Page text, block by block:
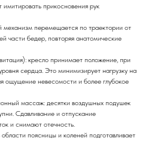
имитировать прикосновения рук
перемещается по траектории от
части бедер, повторяя анатомические
кресло принимает положение, при
сердца. Это минимизирует нагрузку на
ощущение невесомости и более глубокое
массаж: десятки воздушных подушек
Сдавливание и отпускание
и снимают отечность.
поясницы и коленей подготавливает